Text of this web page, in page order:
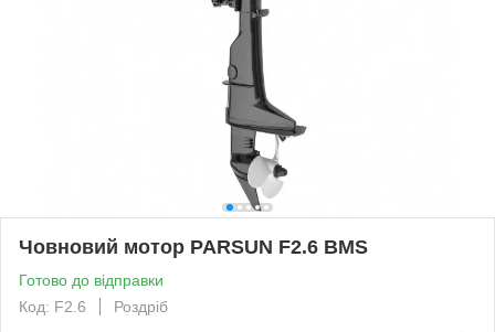
Човновий мотор PARSUN F2.6 BMS
Готово до відправки
Код: F2.6
Роздріб